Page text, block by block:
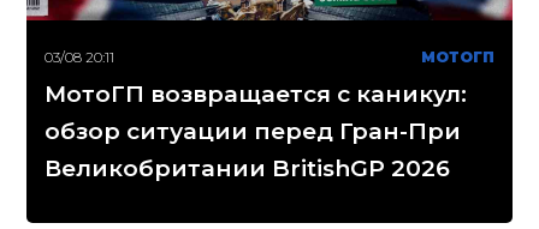
03/08 20:11 МОТОГП
МотоГП возвращается с каникул:
обзор ситуации перед Гран-При
Великобритании BritishGP 2026